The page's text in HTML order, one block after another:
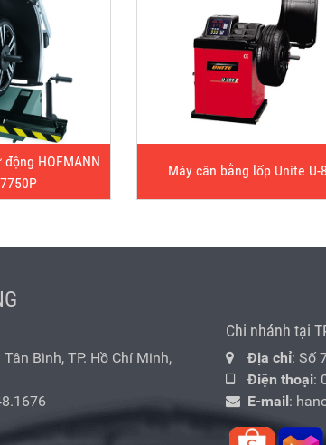
HOFMANN
Máy cân bằng lốp Unite U-
Bình, TP. Hồ Chí Minh,
Chi nhánh tại
Địa chỉ: Số
Điện thoại:
E-mail :